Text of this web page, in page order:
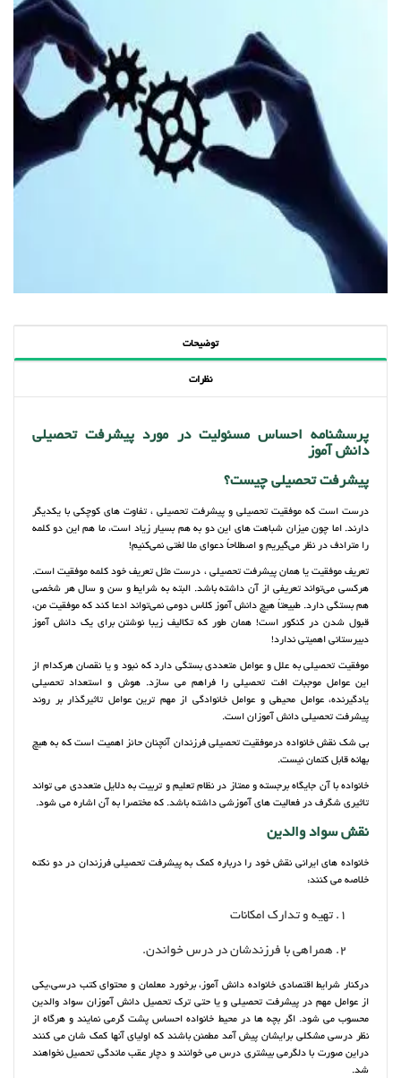
توضیحات
نظرات
پرسشنامه احساس مسئولیت در مورد پیشرفت تحصیلی
دانش آموز
پیشرفت تحصیلی چیست؟
درست است که موفقیت تحصیلی و پیشرفت تحصیلی ، تفاوت های کوچکی با یکدیگر
دارند. اما چون میزان شباهت های این دو به هم بسیار زیاد است، ما هم این دو کلمه
را مترادف در نظر می‌گیریم و اصطلاحاً دعوای ملا لغتی نمی‌کنیم!
تعریف موفقیت یا همان پیشرفت تحصیلی ، درست مثل تعریف خود کلمه موفقیت است.
هرکسی می‌تواند تعریفی از آن داشته باشد. البته به شرایط و سن و سال هر شخصی
هم بستگی دارد. طبیعتاً هیچ دانش آموز کلاس دومی نمی‌تواند ادعا کند که موفقیت من،
قبول شدن در کنکور است! همان طور که تکالیف زیبا نوشتن برای یک دانش آموز
دبیرستانی اهمیتی ندارد!
موفقیت تحصیلی به علل و عوامل متعددی بستگی دارد که نبود و یا نقصان هرکدام از
این عوامل موجبات افت تحصیلی را فراهم می سازد. هوش و استعداد تحصیلی
یادگیرنده، عوامل محیطی و عوامل خانوادگی از مهم ترین عوامل تاثیرگذار بر روند
پیشرفت تحصیلی دانش آموزان است.
بی شک نقش خانواده درموفقیت تحصیلی فرزندان آنچنان حائز اهمیت است که به هیچ
بهانه قابل کتمان نیست.
خانواده با آن جایگاه برجسته و ممتاز در نظام تعلیم و تربیت به دلایل متعددی می تواند
تاثیری شگرف در فعالیت های آموزشی داشته باشد. که مختصرا به آن اشاره می شود.
نقش سواد والدین
خانواده های ایرانی نقش خود را درباره کمک به پیشرفت تحصیلی فرزندان در دو نکته
خلاصه می کنند:
تهیه و تدارک امکانات
همراهی با فرزندشان در درس خواندن.
درکنار شرایط اقتصادی خانواده دانش آموز، برخورد معلمان و محتوای کتب درسی،یکی
از عوامل مهم در پیشرفت تحصیلی و یا حتی ترک تحصیل دانش آموزان سواد والدین
محسوب می شود. اگر بچه ها در محیط خانواده احساس پشت گرمی نمایند و هرگاه از
نظر درسی مشکلی برایشان پیش آمد مطمئن باشند که اولیای آنها کمک شان می کنند
دراین صورت با دلگرمی بیشتری درس می خوانند و دچار عقب ماندگی تحصیل نخواهند
شد.